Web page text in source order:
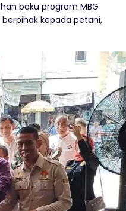
baku program MBG
kepada petani,